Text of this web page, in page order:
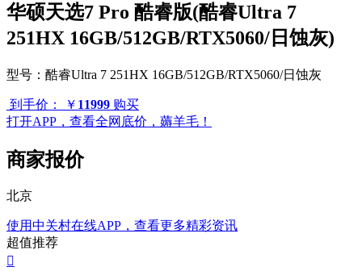
华硕天选7 Pro 酷睿版(酷睿Ultra 7
251HX 16GB/512GB/RTX5060/日蚀灰)
型号： 酷睿Ultra 7 251HX 16GB/512GB/RTX5060/日蚀灰
到手价： ￥ 11999 购买
打开APP，查看全网底价，薅羊毛！
商家报价
北京
使用中关村在线APP，查看更多精彩资讯
超值推荐
